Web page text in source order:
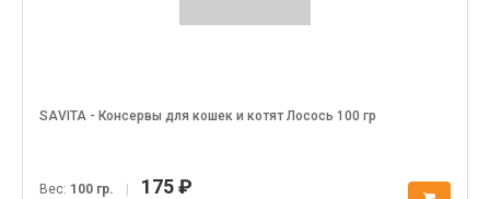
SAVITA - Консервы для кошек и котят Лосось 100 гр
Вес: 100 гр. | 175 ₽